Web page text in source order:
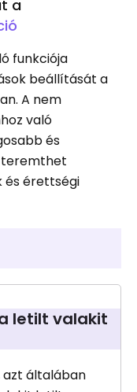
a
funkciója
beállítását a
A nem
való
és
és érettségi
letilt valakit
azt általában